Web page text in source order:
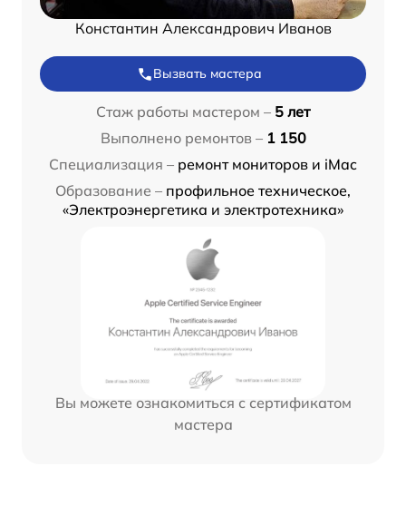
Константин Александрович Иванов
Вызвать мастера
Стаж работы мастером – 5 лет
Выполнено ремонтов – 1 150
Специализация – ремонт мониторов и iMac
Образование – профильное техническое,
«Электроэнергетика и электротехника»
Вы можете ознакомиться с сертификатом
мастера